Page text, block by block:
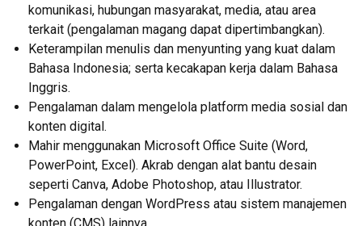
komunikasi, hubungan masyarakat, media, atau area
terkait (pengalaman magang dapat dipertimbangkan).
Keterampilan menulis dan menyunting yang kuat dalam
Bahasa Indonesia; serta kecakapan kerja dalam Bahasa
Inggris.
Pengalaman dalam mengelola platform media sosial dan
konten digital.
Mahir menggunakan Microsoft Office Suite (Word,
PowerPoint, Excel). Akrab dengan alat bantu desain
seperti Canva, Adobe Photoshop, atau Illustrator.
Pengalaman dengan WordPress atau sistem manajemen